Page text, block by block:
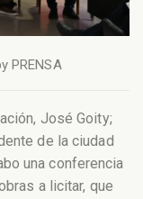
PRENSA
José Goity;
de la ciudad
una conferencia
a licitar, que